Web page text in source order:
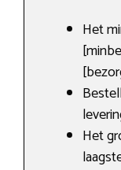
Het
Het